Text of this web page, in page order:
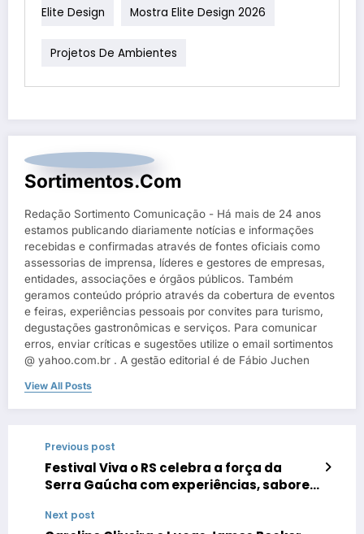
Elite Design Mostra Elite Design 2026
Projetos De Ambientes
Sortimentos.com
Redação Sortimento Comunicação - Há mais de 24 anos
estamos publicando diariamente notícias e informações
recebidas e confirmadas através de fontes oficiais como
assessorias de imprensa, líderes e gestores de empresas,
entidades, associações e órgãos públicos. Também
geramos conteúdo próprio através da cobertura de eventos
e feiras, experiências pessoais por convites para turismo,
degustações gastronômicas e serviços. Para comunicar
erros, enviar críticas e sugestões utilize o email sortimentos
@ yahoo.com.br . A gestão editorial é de Fábio Juchen
View All Posts
Previous post
Festival Viva o RS celebra a força da
Serra Gaúcha com experiências, sabores
Next post